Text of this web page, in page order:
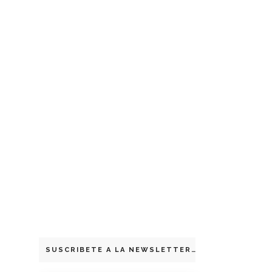
SUSCRIBETE A LA NEWSLETTER